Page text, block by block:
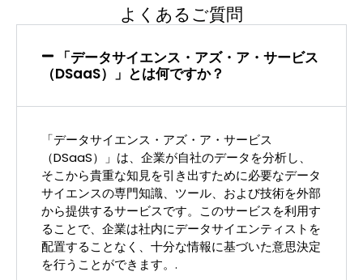
よくあるご質問
「データサイエンス・アズ・ア・サービス
（DSaaS）」とは何ですか？
「データサイエンス・アズ・ア・サービス
（DSaaS）」は、企業が自社のデータを分析し、
そこから貴重な知見を引き出すために必要なデータ
サイエンスの専門知識、ツール、および技術を外部
から提供するサービスです。このサービスを利用す
ることで、企業は社内にデータサイエンティストを
配置することなく、十分な情報に基づいた意思決定
を行うことができます。.